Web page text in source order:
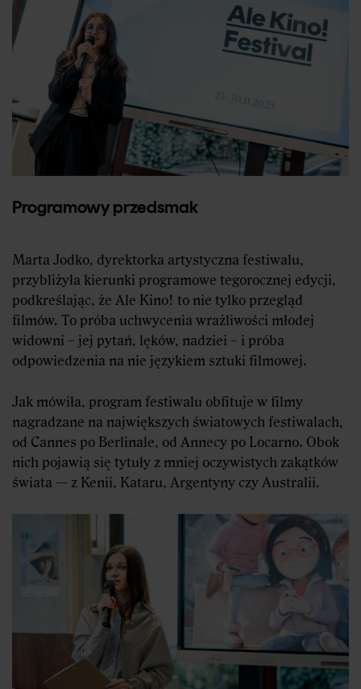
Programowy przedsmak
Marta Jodko, dyrektorka artystyczna festiwalu,
przybliżyła kierunki programowe tegorocznej edycji,
podkreślając, że Ale Kino! to nie tylko przegląd
filmów. To próba uchwycenia wrażliwości młodej
widowni – jej pytań, lęków, nadziei – i próba
odpowiedzenia na nie językiem sztuki filmowej.
Jak mówiła, program festiwalu obfituje w filmy
nagradzane na największych światowych festiwalach,
od Cannes po Berlinale, od Annecy po Locarno. Obok
nich pojawią się tytuły z mniej oczywistych zakątków
świata — z Kenii, Kataru, Argentyny czy Australii.